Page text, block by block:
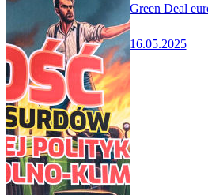
Green Deal
16.05.2025